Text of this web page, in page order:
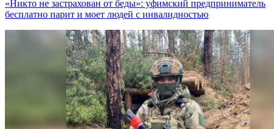
«Никто не заcтрахован от беды»: уфимский предприниматель
бесплатно парит и моет людей с инвалидностью